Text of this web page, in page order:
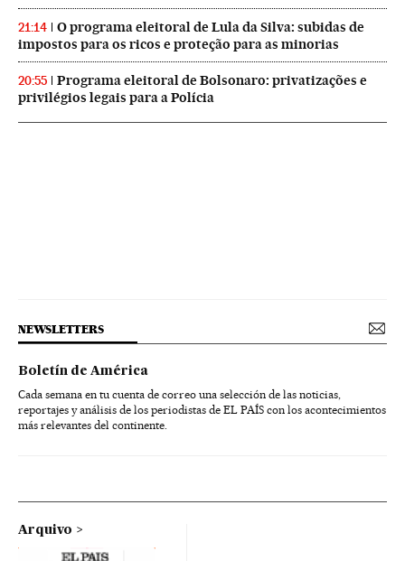
21:14
O programa eleitoral de Lula da Silva: subidas de
impostos para os ricos e proteção para as minorias
20:55
Programa eleitoral de Bolsonaro: privatizações e
privilégios legais para a Polícia
NEWSLETTERS
Boletín de América
Cada semana en tu cuenta de correo una selección de las noticias,
reportajes y análisis de los periodistas de EL PAÍS con los acontecimientos
más relevantes del continente.
Arquivo